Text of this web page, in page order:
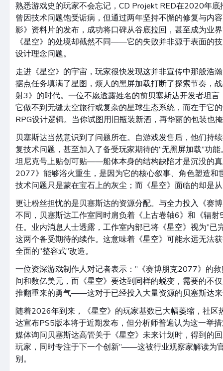
熟悉游戏史的玩家不会忘记，CD Projekt RED在2020年
曾因技术问题饱受诟病，但通过两年坚持不懈的修复与内
影》资料片的发布，成功将口碑从谷底拉回，甚至成为业
《星空》的处境却截然不同——它的失败并非源于表面的
设计理念问题。
走进《星空》的宇宙，玩家很快发现这并非宣传中那般浩
据点任务填满了星图，烦人的黑屏加载打断了探索节奏，
射3》的时代。一位不愿透露姓名的前贝塞斯达开发者坦言
它做不到无缝太空旅行或复杂的星球生态系统，而在于它
RPG设计逻辑。当你试图用旧瓶装新酒，再华丽的包装也
贝塞斯达当然意识到了问题所在。自游戏发售后，他们持
复技术问题，甚至加入了备受玩家期待的”无黑屏加载”功
坦尼克号上贴创可贴——船体本身的结构缺陷才是沉没的
2077》能够浴火重生，是因为它的核心叙事、角色塑造和
技术问题只是蒙在宝石上的灰尘；而《星空》面临的却是
更让粉丝担忧的是贝塞斯达的资源分配。与全力投入《赛
不同，贝塞斯达工作室同时肩负着《上古卷轴6》和《辐
任。业内消息人士透露，工作室内部已将《星空》视为”已
这两个备受期待的续作。这意味着《星空》可能永远无法
全面的”整容式”改造。
一位资深游戏制作人对记者表示：”《赛博朋克2077》的
间和数亿美元，而《星空》要达到同样的蜕变，需要的不
推翻重来的勇气——这对于已经投入大量资源的贝塞斯达
随着2026年到来，《星空》的玩家基数已大幅萎缩，社区
达宣布PS5版本将于近期发布，但分析师普遍认为这一举
媒体询问贝塞斯达高管关于《星空》未来计划时，得到的
玩家，同时专注于下一个创新”——这被行业观察家解读为
别。